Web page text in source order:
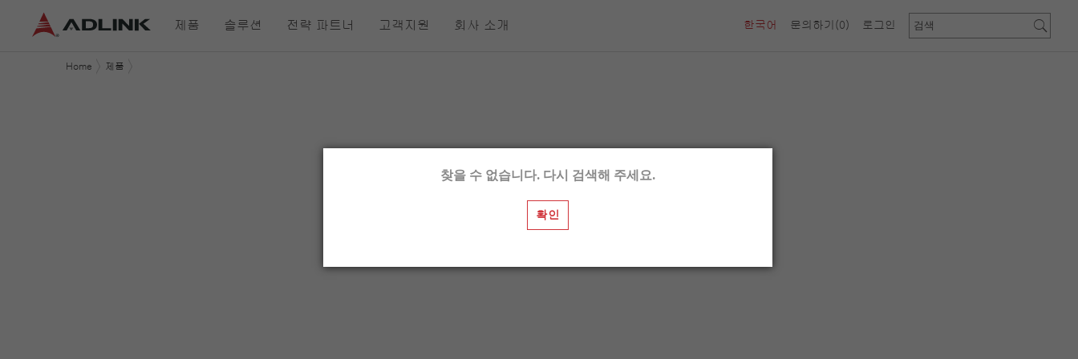
문의하기 (0)
한국어 로그인
제품 솔루션 전략 파트너 고객지원 회사 소개
Home 제품
찾을 수 없습니다. 다시 검색해 주세요.
확인